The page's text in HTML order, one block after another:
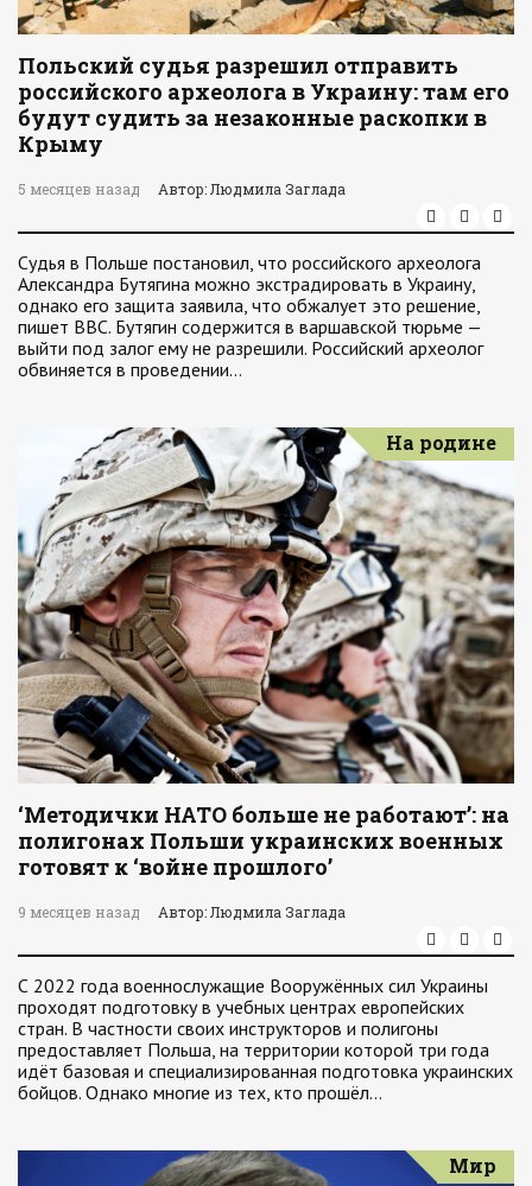
Польский судья разрешил отправить
российского археолога в Украину: там его
будут судить за незаконные раскопки в
Крыму
5 месяцев назад Автор: Людмила Заглада
Судья в Польше постановил, что российского археолога
Александра Бутягина можно экстрадировать в Украину,
однако его защита заявила, что обжалует это решение,
пишет ВВС. Бутягин содержится в варшавской тюрьме —
выйти под залог ему не разрешили. Российский археолог
обвиняется в проведении…
На родине
‘Методички НАТО больше не работают’: на
полигонах Польши украинских военных
готовят к ‘войне прошлого’
9 месяцев назад Автор: Людмила Заглада
С 2022 года военнослужащие Вооружённых сил Украины
проходят подготовку в учебных центрах европейских
стран. В частности своих инструкторов и полигоны
предоставляет Польша, на территории которой три года
идёт базовая и специализированная подготовка украинских
бойцов. Однако многие из тех, кто прошёл…
Мир